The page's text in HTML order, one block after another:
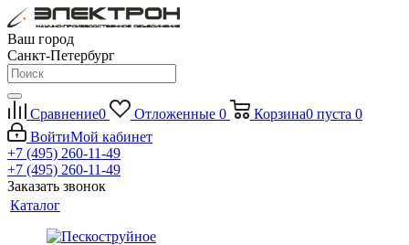
Ваш город
Санкт-Петербург
Сравнение0 Отложенные 0 Корзина0 пуста 0
ВойтиМой кабинет
+7 (495) 260-11-49
+7 (495) 260-11-49
Заказать звонок
Каталог